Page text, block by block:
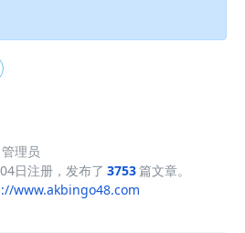
管理员
日注册，发布了 3753篇文章。
www.akbingo48.com